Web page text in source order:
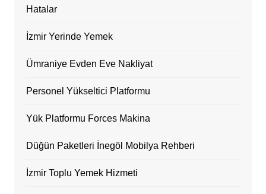
Hatalar
İzmir Yerinde Yemek
Ümraniye Evden Eve Nakliyat
Personel Yükseltici Platformu
Yük Platformu Forces Makina
Düğün Paketleri İnegöl Mobilya Rehberi
İzmir Toplu Yemek Hizmeti